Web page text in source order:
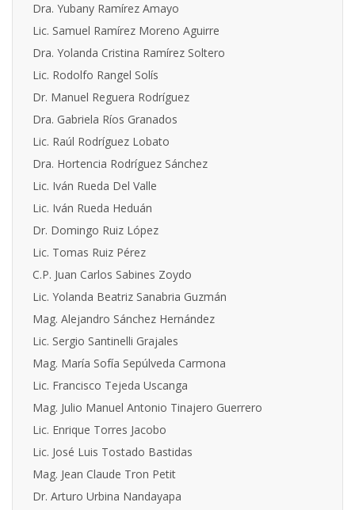
Dra. Yubany Ramírez Amayo
Lic. Samuel Ramírez Moreno Aguirre
Dra. Yolanda Cristina Ramírez Soltero
Lic. Rodolfo Rangel Solís
Dr. Manuel Reguera Rodríguez
Dra. Gabriela Ríos Granados
Lic. Raúl Rodríguez Lobato
Dra. Hortencia Rodríguez Sánchez
Lic. Iván Rueda Del Valle
Lic. Iván Rueda Heduán
Dr. Domingo Ruiz López
Lic. Tomas Ruiz Pérez
C.P. Juan Carlos Sabines Zoydo
Lic. Yolanda Beatriz Sanabria Guzmán
Mag. Alejandro Sánchez Hernández
Lic. Sergio Santinelli Grajales
Mag. María Sofía Sepúlveda Carmona
Lic. Francisco Tejeda Uscanga
Mag. Julio Manuel Antonio Tinajero Guerrero
Lic. Enrique Torres Jacobo
Lic. José Luis Tostado Bastidas
Mag. Jean Claude Tron Petit
Dr. Arturo Urbina Nandayapa